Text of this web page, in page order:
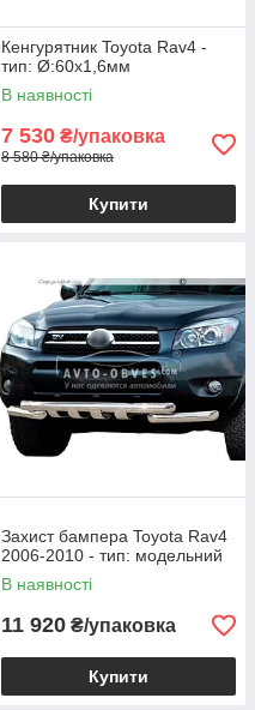
Кенгурятник Toyota Rav4 -
тип: Ø:60х1,6мм
В наявності
7 530 ₴/упаковка
8 580 ₴/упаковка
Купити
Захист бампера Toyota Rav4
2006-2010 - тип: модельний
В наявності
11 920 ₴/упаковка
Купити